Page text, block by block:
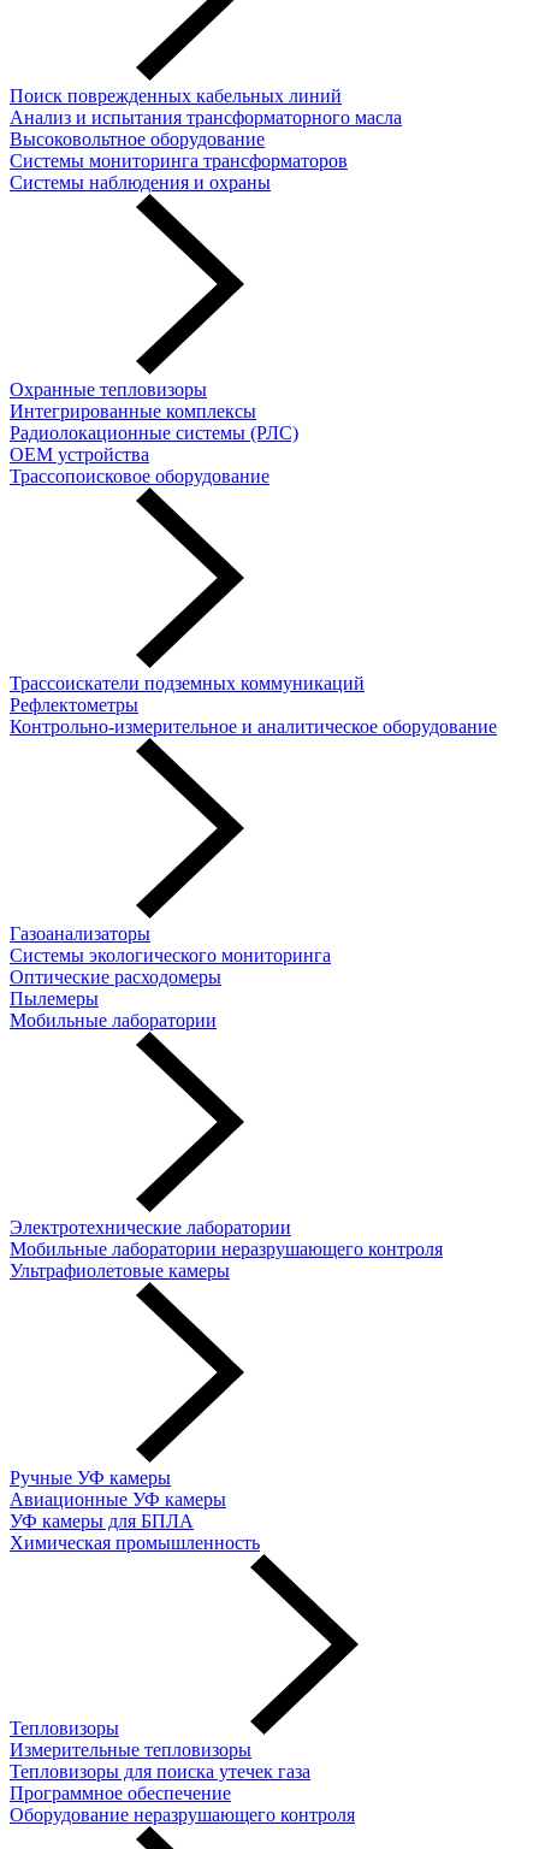
Поиск поврежденных кабельных линий
Анализ и испытания трансформаторного масла
Высоковольтное оборудование
Системы мониторинга трансформаторов
Системы наблюдения и охраны
Охранные тепловизоры
Интегрированные комплексы
Радиолокационные системы (РЛС)
OEM устройства
Трассопоисковое оборудование
Трассоискатели подземных коммуникаций
Рефлектометры
Контрольно-измерительное и аналитическое оборудование
Газоанализаторы
Системы экологического мониторинга
Оптические расходомеры
Пылемеры
Мобильные лаборатории
Электротехнические лаборатории
Мобильные лаборатории неразрушающего контроля
Ультрафиолетовые камеры
Ручные УФ камеры
Авиационные УФ камеры
УФ камеры для БПЛА
Химическая промышленность
Тепловизоры
Измерительные тепловизоры
Тепловизоры для поиска утечек газа
Программное обеспечение
Оборудование неразрушающего контроля